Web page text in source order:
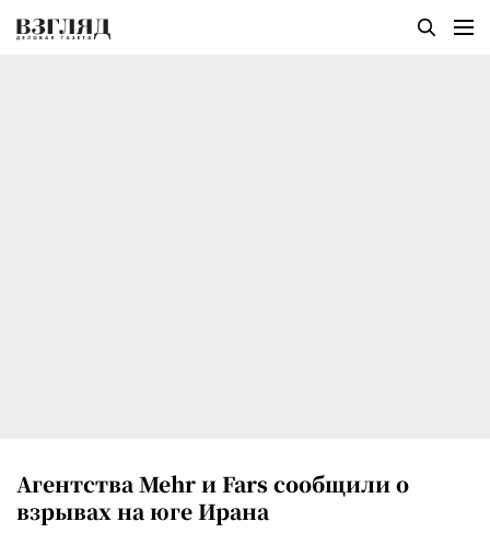
Агентства Mehr и Fars сообщили о
взрывах на юге Ирана